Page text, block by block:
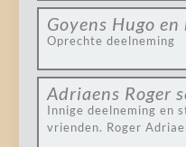
Goyens Hugo
Oprechte deelneming
Adriaens Roger
Innige deelneming en
vrienden. Roger